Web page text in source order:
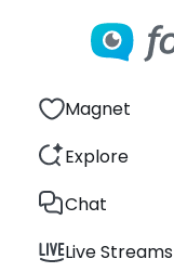
Magnet
Explore
Chat
Live Streams